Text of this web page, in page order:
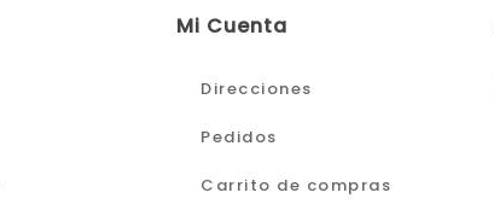
Mi Cuenta
Direcciones
Pedidos
Carrito de compras